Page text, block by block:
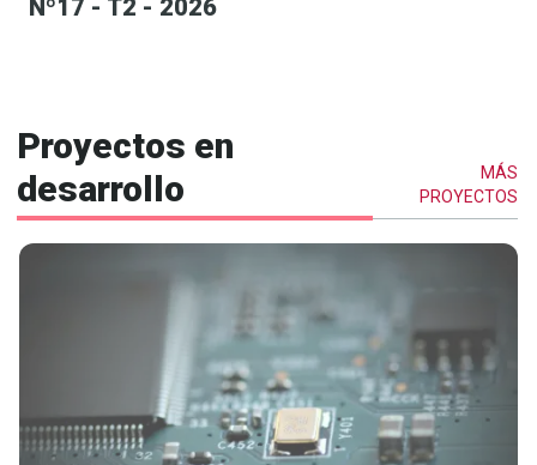
Nº17 - T2 - 2026
Proyectos en
desarrollo
MÁS
PROYECTOS